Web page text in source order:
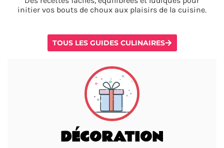
initier vos bouts de choux aux plaisirs de la cuisine.
TOUS LES GUIDES CULINAIRES
DÉCORATION